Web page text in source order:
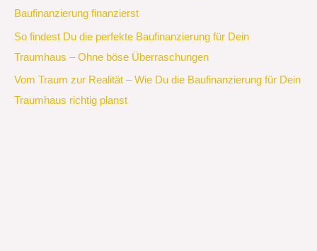
Baufinanzierung finanzierst
So findest Du die perfekte Baufinanzierung für Dein
Traumhaus – Ohne böse Überraschungen
Vom Traum zur Realität – Wie Du die Baufinanzierung für Dein
Traumhaus richtig planst